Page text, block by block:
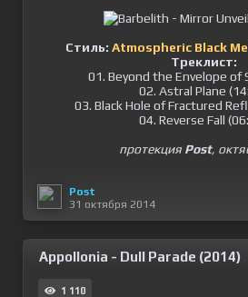
Стиль: Atmospheric Black
Треклист:
01. Beyond the Envelope of
02. Astral Plane
03. Black Hole of Fractured
04. Reverse Fall
протекция Post,
Post
31 октября 2014
Appollonia - Dull Parade (2014)
1 110